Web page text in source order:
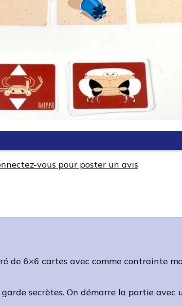
vous pour poster un avis
de 6×6 cartes avec comme contrainte
secrètes. On démarre la partie avec